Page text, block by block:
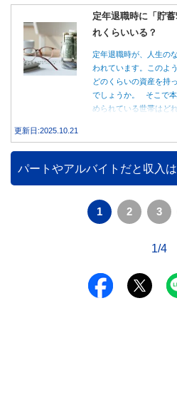
定年退職時に「貯
れくらいいる？
定年退職時が、人生の
われています。このよ
どのくらいの資産を持
でしょうか。 そこで本
められている世帯はど
更新日:2025.10.21
パートやアルバイトだと収入
1 2 3
1/4